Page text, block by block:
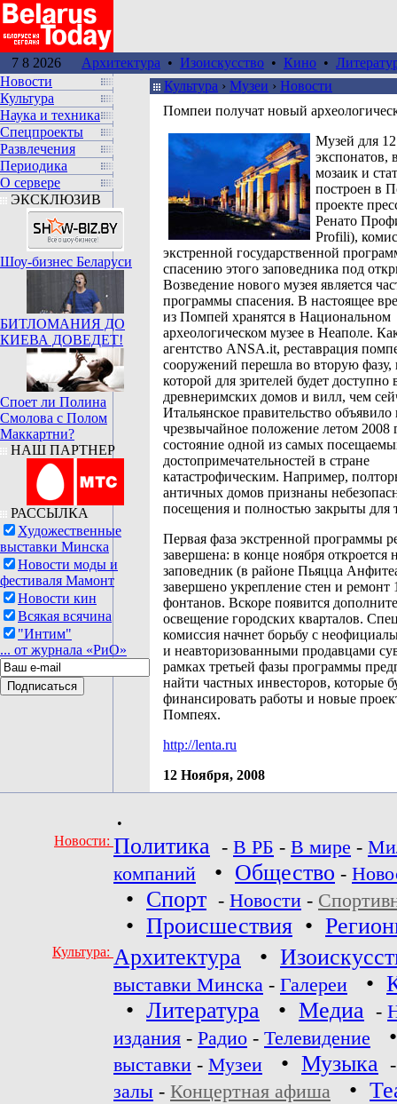
7 8 2026 Архитектура • Изоискусство • Кино •
Новости
Культура
Наука и техника
Спецпроекты
Развлечения
Периодика
О сервере
ЭКСКЛЮЗИВ
Шоу-бизнес Беларуси
БИТЛОМАНИЯ ДО
КИЕВА ДОВЕДЕТ!
Споет ли Полина
Смолова с Полом
Маккартни?
НАШ ПАРТНЕР
РАССЫЛКА
Художественные
выставки Минска
Новости моды и
фестиваля Мамонт
Новости кин
Всякая всячина
"Интим"
... от журнала «РиО»
Культура › Музеи › Новости
Помпеи получат новый
Музей для
экспонатов,
мозаик и
построен в
проекте
Ренато
Profili),
экстренной государственной
спасению этого заповедника под
Возведение нового музея является
программы спасения. В настоящее
из Помпей хранятся в Национальном
археологическом музее в Неаполе.
агентство ANSA.it, реставрация
сооружений перешла во вторую фазу,
которой для зрителей будет доступно
древнеримских домов и вилл, чем
Итальянское правительство
чрезвычайное положение летом 2008
состояние одной из самых
достопримечательностей в стране
катастрофическим. Например,
античных домов признаны
посещения и полностью закрыты для
Первая фаза экстренной программы
завершена: в конце ноября откроется
заповедник (в районе Пьяцца
завершено укрепление стен и ремонт
фонтанов. Вскоре появится
освещение городских кварталов.
комиссия начнет борьбу с
и неавторизованными продавцами
рамках третьей фазы программы
найти частных инвесторов, которые
финансировать работы и новые
Помпеях.
http://lenta.ru
12 Ноября, 2008
•
Новости: Политика - В РБ - В мире -
компаний
• Общество -
• Спорт - Новости -
• Происшествия •
Культура: Архитектура •
выставки Минска - Галереи •
• Литература • Медиа -
издания - Радио - Телевидение
выставки - Музеи • Музыка
залы - Концертная афиша •